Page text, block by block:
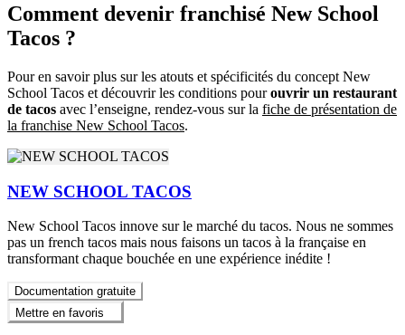
Comment devenir franchisé New School
Tacos ?
Pour en savoir plus sur les atouts et spécificités du concept New
School Tacos et découvrir les conditions pourouvrir un restaurant
de tacos avec l’enseigne, rendez-vous sur la fiche de présentation de
la franchise New School Tacos.
NEW SCHOOL TACOS
New School Tacos innove sur le marché du tacos. Nous ne sommes
pas un french tacos mais nous faisons un tacos à la française en
transformant chaque bouchée en une expérience inédite !
Documentation gratuite
Mettre en favoris